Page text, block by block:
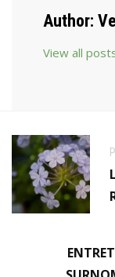
Author:
View all